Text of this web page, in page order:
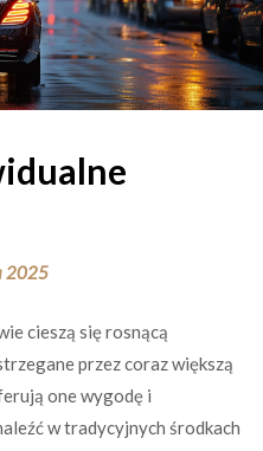
2025
cieszą się rosnącą
przez coraz większą
one wygodę i
w tradycyjnych środkach